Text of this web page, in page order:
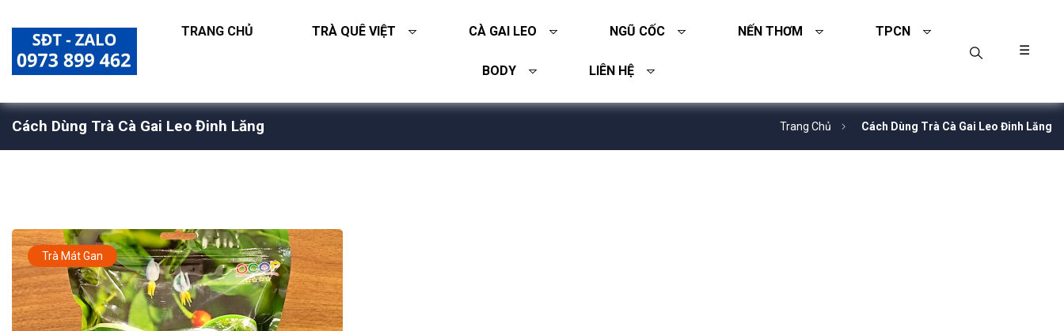
TRANG CHỦ TRÀ QUÊ VIỆT CÀ GAI LEO NGŨ CỐC NẾN THƠM TPCN
BODY LIÊN HỆ
☰
Cách Dùng Trà Cà Gai Leo Đinh Lăng Trang Chủ Cách Dùng Trà Cà Gai Leo Đinh Lăng
Trà Mát Gan